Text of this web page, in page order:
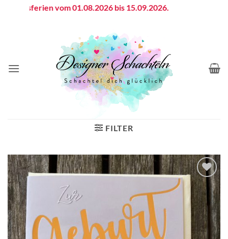
vom 01.08.2026 bis 15.09.2026.
FILTER
Auf die
Wunschliste